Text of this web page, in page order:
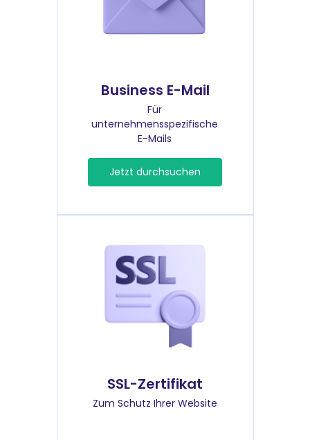
Business E-Mail
Für
unternehmensspezifische
E-Mails
Jetzt durchsuchen
SSL-Zertifikat
Zum Schutz Ihrer Website